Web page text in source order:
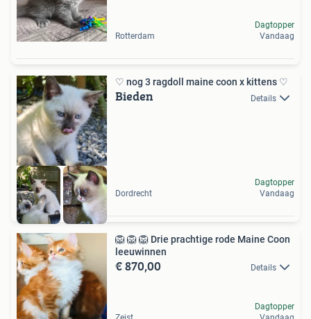
Rotterdam
Dagtopper
Vandaag
♡ nog 3 ragdoll maine coon x kittens ♡
Bieden Details
Dordrecht
Dagtopper
Vandaag
🦁 🦁 🦁 Drie prachtige rode Maine Coon
leeuwinnen
€ 870,00 Details
Dagtopper